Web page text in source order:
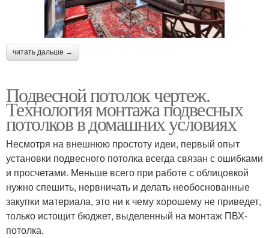
читать дальше →
Подвесной потолок чертеж.
Технология монтажа подвесных
потолков в домашних условиях
Несмотря на внешнюю простоту идеи, первый опыт
установки подвесного потолка всегда связан с ошибками
и просчетами. Меньше всего при работе с облицовкой
нужно спешить, нервничать и делать необоснованные
закупки материала, это ни к чему хорошему не приведет,
только истощит бюджет, выделенный на монтаж ПВХ-
потолка.